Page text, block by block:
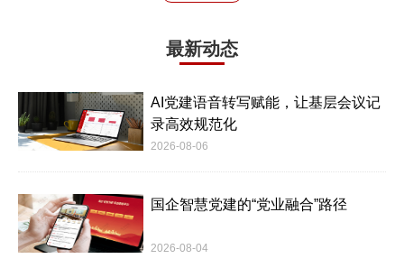
最新动态
AI党建语音转写赋能，让基层会议记
录高效规范化
2026-08-06
国企智慧党建的“党业融合”路径
2026-08-04